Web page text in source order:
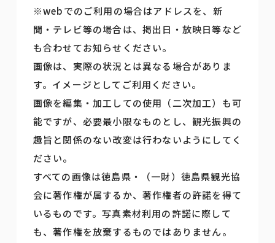
※webでのご利用の場合はアドレスを、新
聞・テレビ等の場合は、掲出日・放映日等など
も合わせてお知らせください。
画像は、実際の状況とは異なる場合がありま
す。イメージとしてご利用ください。
画像を編集・加工しての使用（二次加工）も可
能ですが、必要最小限なものとし、観光振興の
趣旨と関係のない改変は行わないようにしてく
ださい。
すべての画像は徳島県・（一財）徳島県観光協
会に著作権が属するか、著作権者の許諾を得て
いるものです。写真素材利用の許諾に際して
も、著作権を放棄するものではありません。